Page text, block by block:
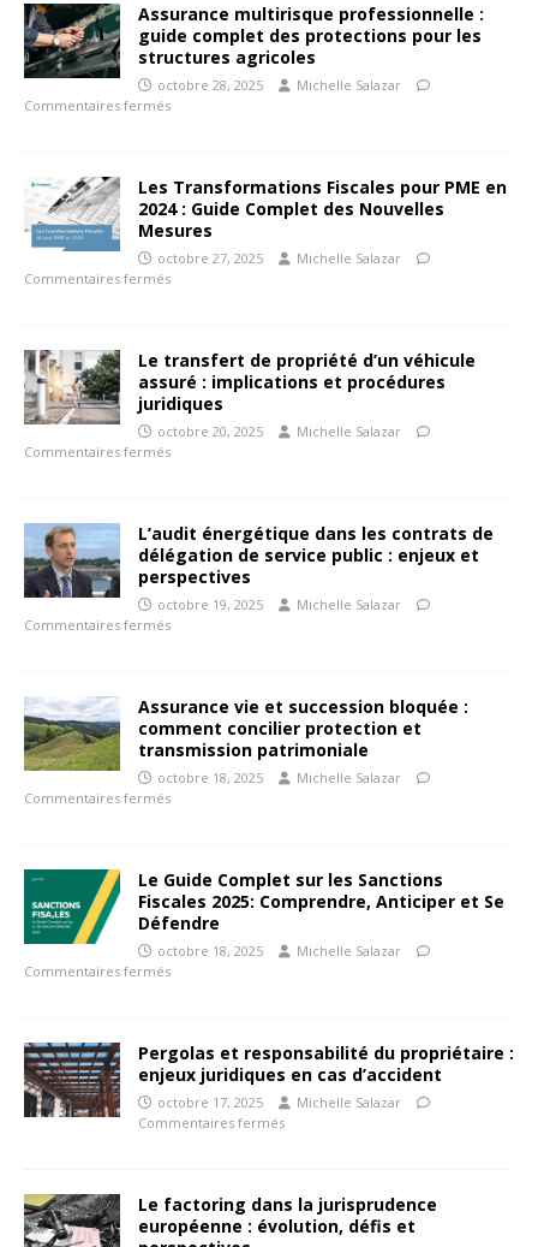
Assurance multirisque professionnelle :
guide complet des protections pour les
structures agricoles
octobre 28, 2025
Michelle Salazar
Commentaires fermés
Les Transformations Fiscales pour PME en
2024 : Guide Complet des Nouvelles
Mesures
octobre 27, 2025
Michelle Salazar
Commentaires fermés
Le transfert de propriété d’un véhicule
assuré : implications et procédures
juridiques
octobre 20, 2025
Michelle Salazar
Commentaires fermés
L’audit énergétique dans les contrats de
délégation de service public : enjeux et
perspectives
octobre 19, 2025
Michelle Salazar
Commentaires fermés
Assurance vie et succession bloquée :
comment concilier protection et
transmission patrimoniale
octobre 18, 2025
Michelle Salazar
Commentaires fermés
Le Guide Complet sur les Sanctions
Fiscales 2025: Comprendre, Anticiper et Se
Défendre
octobre 18, 2025
Michelle Salazar
Commentaires fermés
Pergolas et responsabilité du propriétaire :
enjeux juridiques en cas d’accident
octobre 17, 2025
Michelle Salazar
Commentaires fermés
Le factoring dans la jurisprudence
européenne : évolution, défis et